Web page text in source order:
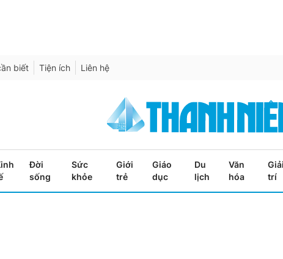
biết Tiện ích Liên hệ
Đời
sống
Sức
khỏe
Giới
trẻ
Giáo
dục
Du
lịch
Văn
hóa
Giải
trí